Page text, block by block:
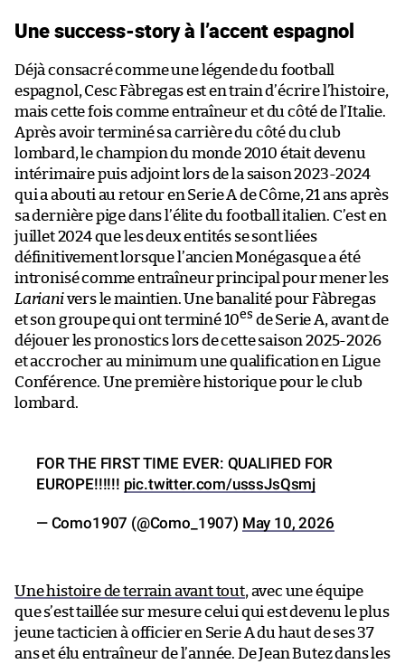
Une success-story à l’accent espagnol
Déjà consacré comme une légende du football
espagnol, Cesc Fàbregas est en train d’écrire l’histoire,
mais cette fois comme entraîneur et du côté de l’Italie.
Après avoir terminé sa carrière du côté du club
lombard, le champion du monde 2010 était devenu
intérimaire puis adjoint lors de la saison 2023-2024
qui a abouti au retour en Serie A de Côme, 21 ans après
sa dernière pige dans l’élite du football italien. C’est en
juillet 2024 que les deux entités se sont liées
définitivement lorsque l’ancien Monégasque a été
intronisé comme entraîneur principal pour mener les
Larianivers le maintien. Une banalité pour Fàbregas
et son groupe qui ont terminé 10es de Serie A, avant de
déjouer les pronostics lors de cette saison 2025-2026
et accrocher au minimum une qualification en Ligue
Conférence. Une première historique pour le club
lombard.
FOR THE FIRST TIME EVER: QUALIFIED FOR
EUROPE!!!!!! pic.twitter.com/usssJsQsmj
— Como1907 (@Como_1907) May 10, 2026
Une histoire de terrain avant tout, avec une équipe
que s’est taillée sur mesure celui qui est devenu le plus
jeune tacticien à officier en Serie A du haut de ses 37
ans et élu entraîneur de l’année. De Jean Butez dans les